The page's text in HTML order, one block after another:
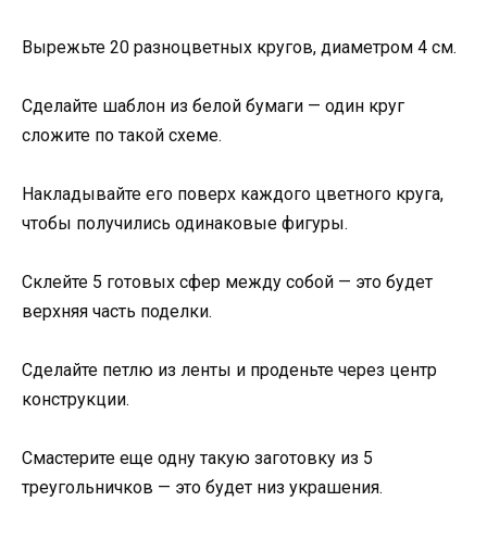
Вырежьте 20 разноцветных кругов, диаметром 4 см.
Сделайте шаблон из белой бумаги — один круг
сложите по такой схеме.
Накладывайте его поверх каждого цветного круга,
чтобы получились одинаковые фигуры.
Склейте 5 готовых сфер между собой — это будет
верхняя часть поделки.
Сделайте петлю из ленты и проденьте через центр
конструкции.
Смастерите еще одну такую заготовку из 5
треугольничков — это будет низ украшения.